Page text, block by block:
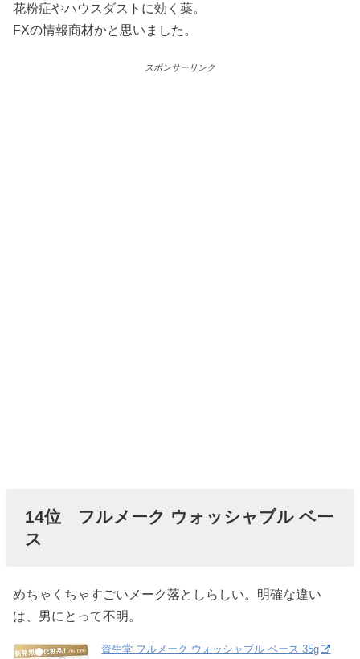
花粉症やハウスダストに効く薬。
FXの情報商材かと思いました。
スポンサーリンク
14位 フルメーク ウォッシャブル ベー
ス
めちゃくちゃすごいメーク落としらしい。明確な違い
は、男にとって不明。
資生堂 フルメーク ウォッシャブル ベース 35g